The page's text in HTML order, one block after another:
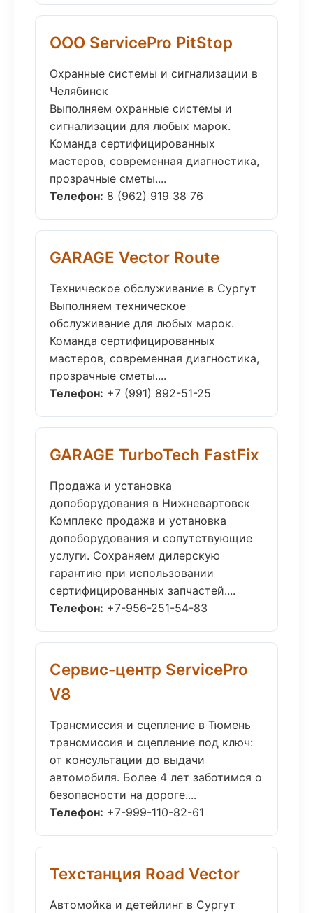
ООО ServicePro PitStop
Охранные системы и сигнализации в
Челябинск
Выполняем охранные системы и
сигнализации для любых марок.
Команда сертифицированных
мастеров, современная диагностика,
прозрачные сметы....
Телефон: 8 (962) 919 38 76
GARAGE Vector Route
Техническое обслуживание в Сургут
Выполняем техническое
обслуживание для любых марок.
Команда сертифицированных
мастеров, современная диагностика,
прозрачные сметы....
Телефон: +7 (991) 892-51-25
GARAGE TurboTech FastFix
Продажа и установка
допоборудования в Нижневартовск
Комплекс продажа и установка
допоборудования и сопутствующие
услуги. Сохраняем дилерскую
гарантию при использовании
сертифицированных запчастей....
Телефон: +7-956-251-54-83
Сервис-центр ServicePro
V8
Трансмиссия и сцепление в Тюмень
трансмиссия и сцепление под ключ:
от консультации до выдачи
автомобиля. Более 4 лет заботимся о
безопасности на дороге....
Телефон: +7-999-110-82-61
Техстанция Road Vector
Автомойка и детейлинг в Сургут